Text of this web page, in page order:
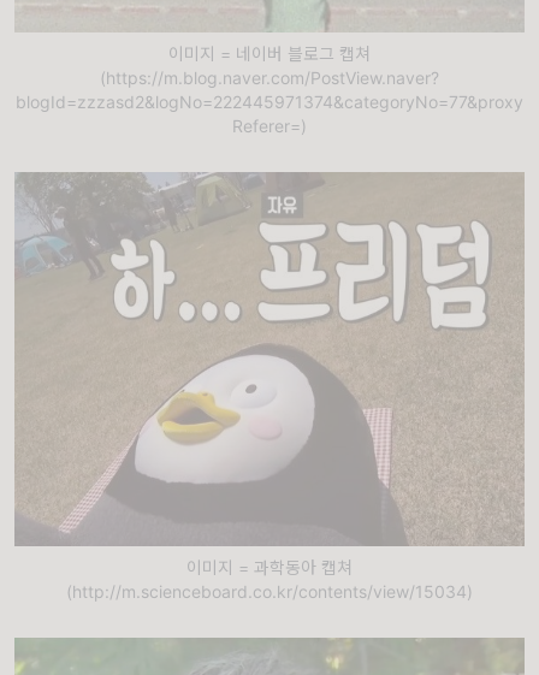
이미지 = 네이버 블로그 캡쳐
(https://m.blog.naver.com/PostView.naver?
blogId=zzzasd2&logNo=222445971374&categoryNo=77&proxy
Referer=)
이미지 = 과학동아 캡쳐
(http://m.scienceboard.co.kr/contents/view/15034)